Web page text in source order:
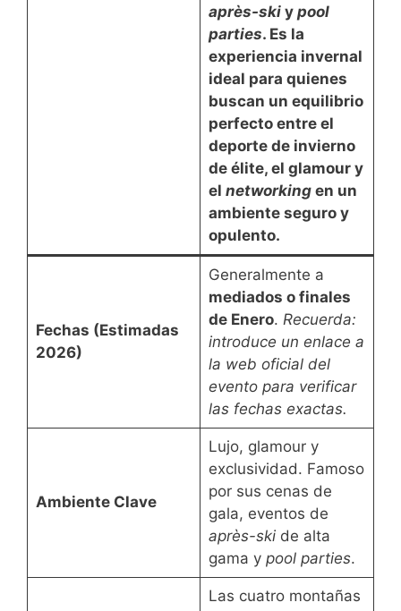
après-skiy pool
parties. Es la
experiencia invernal
ideal para quienes
buscan un equilibrio
perfecto entre el
deporte de invierno
de élite, el glamour y
el networkingen un
ambiente seguro y
opulento.
Fechas (Estimadas
2026)
Generalmente a
mediados o finales
de Enero. Recuerda:
introduce un enlace a
la web oficial del
evento para verificar
las fechas exactas.
Ambiente Clave
Lujo, glamour y
exclusividad. Famoso
por sus cenas de
gala, eventos de
après-skide alta
gama y pool parties.
Las cuatro montañas